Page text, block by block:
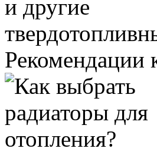
Рекомендации